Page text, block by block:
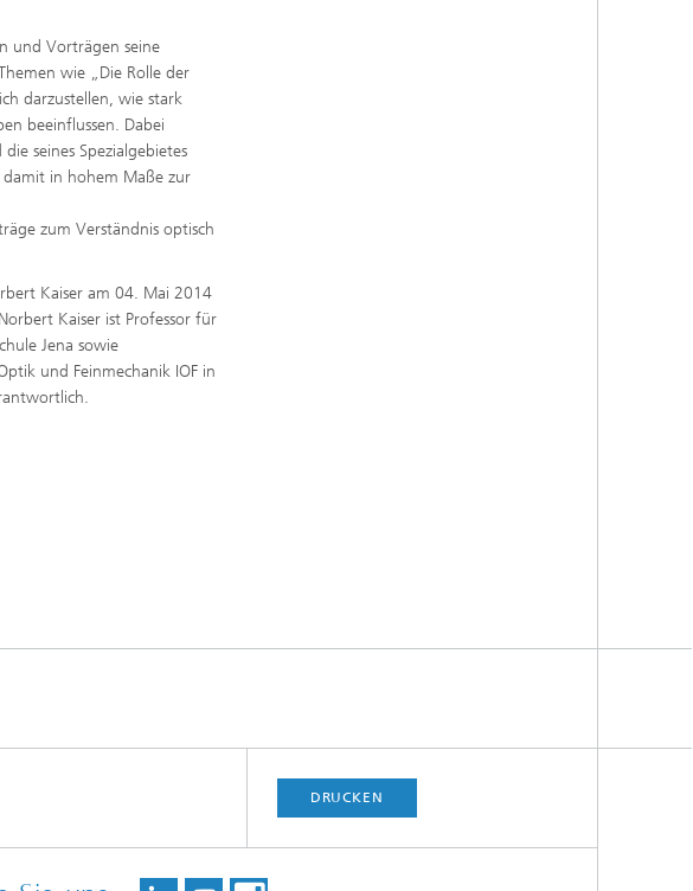
und Vorträgen seine
wie „Die Rolle der
darzustellen, wie stark
beeinflussen. Dabei
seines Spezialgebietes
in hohem Maße zur
zum Verständnis optisch
Kaiser am 04. Mai 2014
Kaiser ist Professor für
Jena sowie
und Feinmechanik IOF in
DRUCKEN